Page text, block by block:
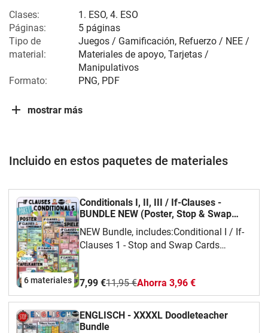
Clases:
1. ESO, 4. ESO
Páginas:
5 páginas
Tipo de
material:
Juegos / Gamificación, Refuerzo / NEE /
Materiales de apoyo, Tarjetas /
Manipulativos
Formato:
PNG, PDF
mostrar más
Incluido en estos paquetes de materiales
6 materiales
Conditionals I, II, III / If-Clauses -
BUNDLE NEW (Poster, Stop & Swap
Cards, Classroom)
NEW Bundle, includes:Conditional I / If-
Clauses 1 - Stop and Swap Cards
Clauses 3 - Stop and Swap Cards
NEUMixed Conditionals / If-Clauses -
Stop and Swap Cards NEUConditionals I,
II, III / If-Clauses - Poster / Arbeitsblätter
7,99 €11,95 €Ahorra 3,96 €
ENGLISCH - XXXXL Doodleteacher
Bundle